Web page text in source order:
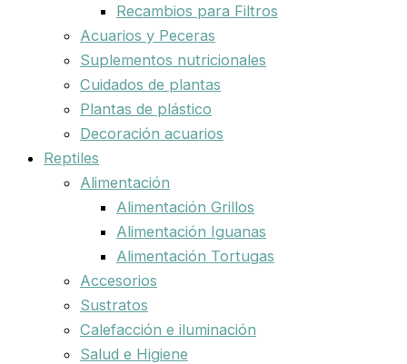
Recambios para Filtros
Acuarios y Peceras
Suplementos nutricionales
Cuidados de plantas
Plantas de plástico
Decoración acuarios
Reptiles
Alimentación
Alimentación Grillos
Alimentación Iguanas
Alimentación Tortugas
Accesorios
Sustratos
Calefacción e iluminación
Salud e Higiene